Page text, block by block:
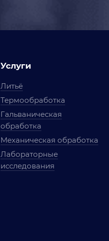
Услуги
Литьё
Термообработка
Гальваническая
обработка
Механическая обработка
Лабораторные
исследования